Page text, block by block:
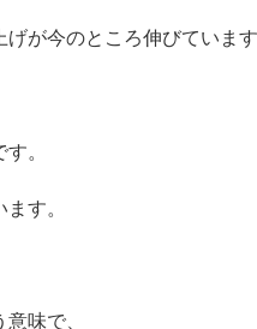
が今のところ伸びています
。
す。
味で、